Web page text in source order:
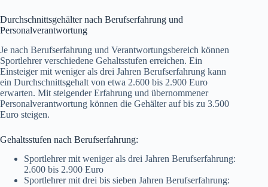
Durchschnittsgehälter nach Berufserfahrung und
Personalverantwortung
Je nach Berufserfahrung und Verantwortungsbereich können
Sportlehrer verschiedene Gehaltsstufen erreichen. Ein
Einsteiger mit weniger als drei Jahren Berufserfahrung kann
ein Durchschnittsgehalt von etwa 2.600 bis 2.900 Euro
erwarten. Mit steigender Erfahrung und übernommener
Personalverantwortung können die Gehälter auf bis zu 3.500
Euro steigen.
Gehaltsstufen nach Berufserfahrung:
Sportlehrer mit weniger als drei Jahren Berufserfahrung:
2.600 bis 2.900 Euro
Sportlehrer mit drei bis sieben Jahren Berufserfahrung: